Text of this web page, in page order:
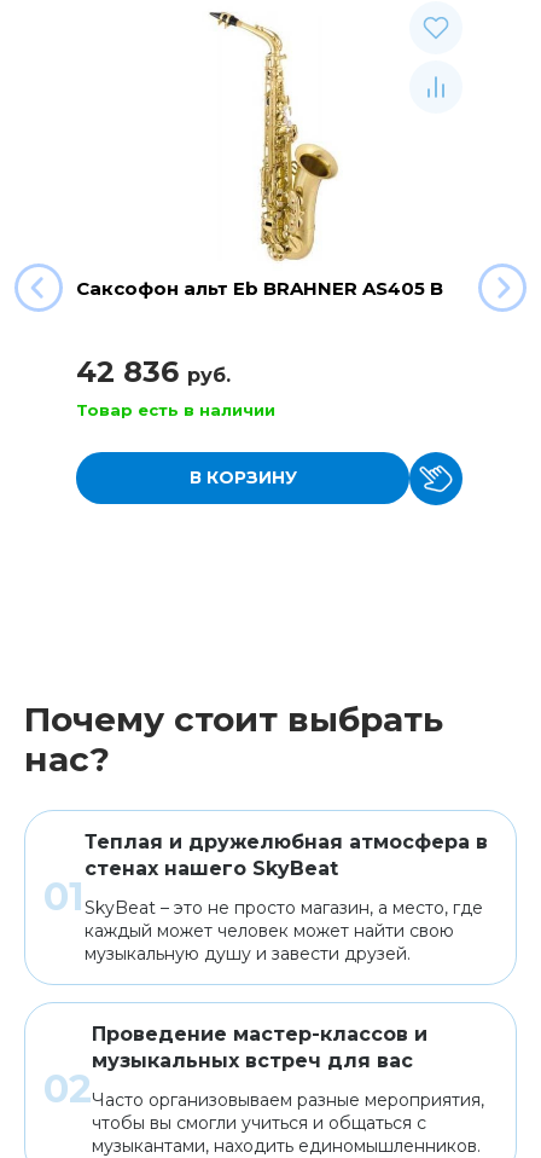
Саксофон альт Eb BRAHNER AS405 B
42 836 руб.
Товар есть в наличии
В КОРЗИНУ
Почему стоит выбрать
нас?
Теплая и дружелюбная атмосфера в
стенах нашего SkyBeat
SkyBeat – это не просто магазин, а место, где
каждый может человек может найти свою
музыкальную душу и завести друзей.
Проведение мастер-классов и
музыкальных встреч для вас
Часто организовываем разные мероприятия,
чтобы вы смогли учиться и общаться с
музыкантами, находить единомышленников.